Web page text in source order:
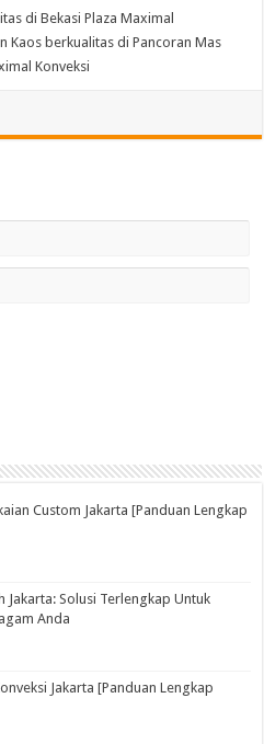
di Bekasi Plaza Maximal
Kaos berkualitas di Pancoran Mas
Konveksi
Custom Jakarta [Panduan Lengkap
Jakarta: Solusi Terlengkap Untuk
Anda
Jakarta [Panduan Lengkap